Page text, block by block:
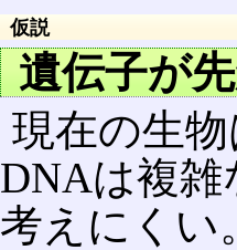
仮説
遺伝子が
現在の生
DNAは複
考えにくい